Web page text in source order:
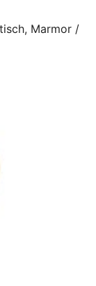
Marmor /